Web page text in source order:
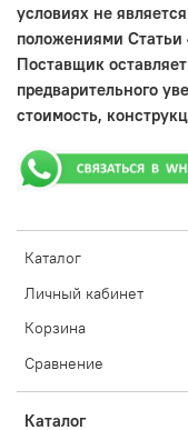
Каталог
Личный кабинет
Корзина
Сравнение
Каталог
условиях не
положениями Статьи
Поставщик
предварительного
стоимость,